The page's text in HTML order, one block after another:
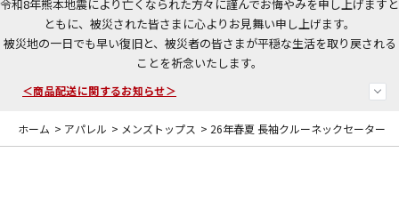
令和8年熊本地震により亡くなられた方々に謹んでお悔やみを申し上げますと
ともに、被災された皆さまに心よりお見舞い申し上げます。
被災地の一日でも早い復旧と、被災者の皆さまが平穏な生活を取り戻される
ことを祈念いたします。
＜夏季休暇中のご注文・発送・お問い合わせ＞
今なら新規会員登録で1,000円OFFクーポンプレゼント！
＜商品配送に関するお知らせ＞
ホーム > アパレル > メンズトップス > 26年春夏 長袖クルーネックセーター